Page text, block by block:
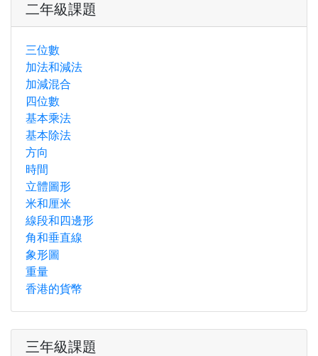
二年級課題
三位數
加法和減法
加減混合
四位數
基本乘法
基本除法
方向
時間
立體圖形
米和厘米
線段和四邊形
角和垂直線
象形圖
重量
香港的貨幣
三年級課題